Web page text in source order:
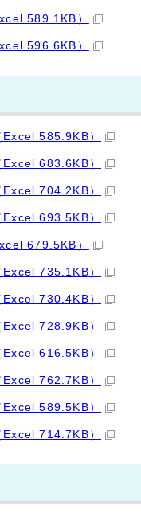
589.1KB）
596.6KB）
585.9KB）
683.6KB）
704.2KB）
Excel 693.5KB）
679.5KB）
735.1KB）
730.4KB）
728.9KB）
616.5KB）
762.7KB）
Excel 589.5KB）
Excel 714.7KB）